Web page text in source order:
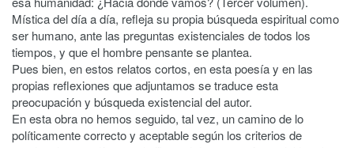
Mística del día a día, refleja su propia búsqueda espiritual como
ser humano, ante las preguntas existenciales de todos los
tiempos, y que el hombre pensante se plantea.
Pues bien, en estos relatos cortos, en esta poesía y en las
propias reflexiones que adjuntamos se traduce esta
preocupación y búsqueda existencial del autor.
En esta obra no hemos seguido, tal vez, un camino de lo
políticamente correcto y aceptable según los criterios de